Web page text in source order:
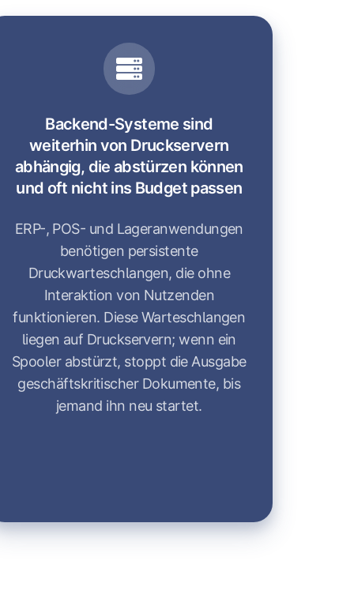
Backend-Systeme sind
weiterhin von Druckservern
abhängig, die abstürzen können
und oft nicht ins Budget passen
ERP-, POS- und Lageranwendungen
benötigen persistente
Druckwarteschlangen, die ohne
Interaktion von Nutzenden
funktionieren. Diese Warteschlangen
liegen auf Druckservern; wenn ein
Spooler abstürzt, stoppt die Ausgabe
geschäftskritischer Dokumente, bis
jemand ihn neu startet.